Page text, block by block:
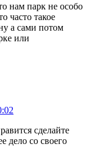
нам парк не особо
часто такое
а сами потом
или
сделайте
дело со своего